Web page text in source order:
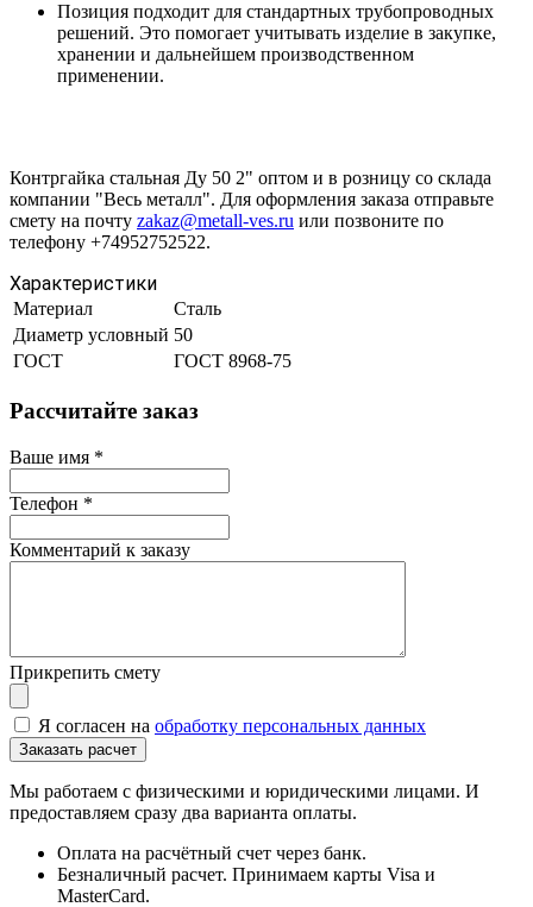
Позиция подходит для стандартных трубопроводных
решений. Это помогает учитывать изделие в закупке,
хранении и дальнейшем производственном
применении.
Контргайка стальная Ду 50 2" оптом и в розницу со склада
компании "Весь металл". Для оформления заказа отправьте
смету на почту zakaz@metall-ves.ru или позвоните по
телефону +74952752522.
Характеристики
Материал
Сталь
Диаметр условный 50
ГОСТ
ГОСТ 8968-75
Рассчитайте заказ
Ваше имя *
Телефон *
Комментарий к заказу
Прикрепить смету
Я согласен на обработку персональных данных
Мы работаем с физическими и юридическими лицами. И
предоставляем сразу два варианта оплаты.
Оплата на расчётный счет через банк.
Безналичный расчет. Принимаем карты Visa и
MasterCard.